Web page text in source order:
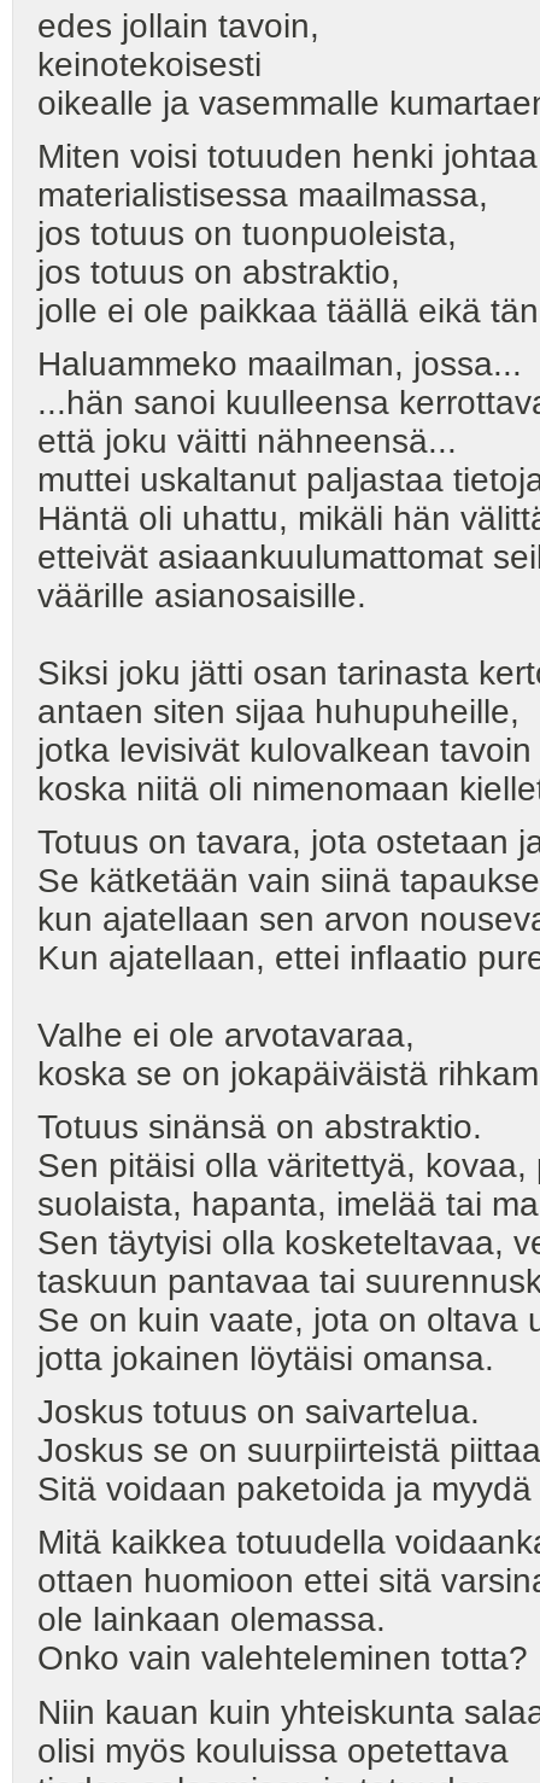
edes jollain tavoin,
keinotekoisesti
oikealle ja vasemmalle
Miten voisi totuuden henki
materialistisessa maailmassa,
jos totuus on tuonpuoleista,
jos totuus on abstraktio,
jolle ei ole paikkaa täällä eikä
Haluammeko maailman, jossa...
...hän sanoi kuulleensa
että joku väitti nähneensä...
muttei uskaltanut paljastaa
Häntä oli uhattu, mikäli hän
etteivät asiaankuulumattomat
väärille asianosaisille.
Siksi joku jätti osan tarinasta
antaen siten sijaa huhupuheille,
jotka levisivät kulovalkean
koska niitä oli nimenomaan
Totuus on tavara, jota ostetaan
Se kätketään vain siinä
kun ajatellaan sen arvon
Kun ajatellaan, ettei inflaatio
Valhe ei ole arvotavaraa,
koska se on jokapäiväistä
Totuus sinänsä on abstraktio.
Sen pitäisi olla väritettyä,
suolaista, hapanta, imelää tai
Sen täytyisi olla kosketeltavaa,
taskuun pantavaa tai
Se on kuin vaate, jota on oltava
jotta jokainen löytäisi omansa.
Joskus totuus on saivartelua.
Joskus se on suurpiirteistä
Sitä voidaan paketoida ja
Mitä kaikkea totuudella
ottaen huomioon ettei sitä
ole lainkaan olemassa.
Onko vain valehteleminen totta?
Niin kauan kuin yhteiskunta
olisi myös kouluissa opetettava